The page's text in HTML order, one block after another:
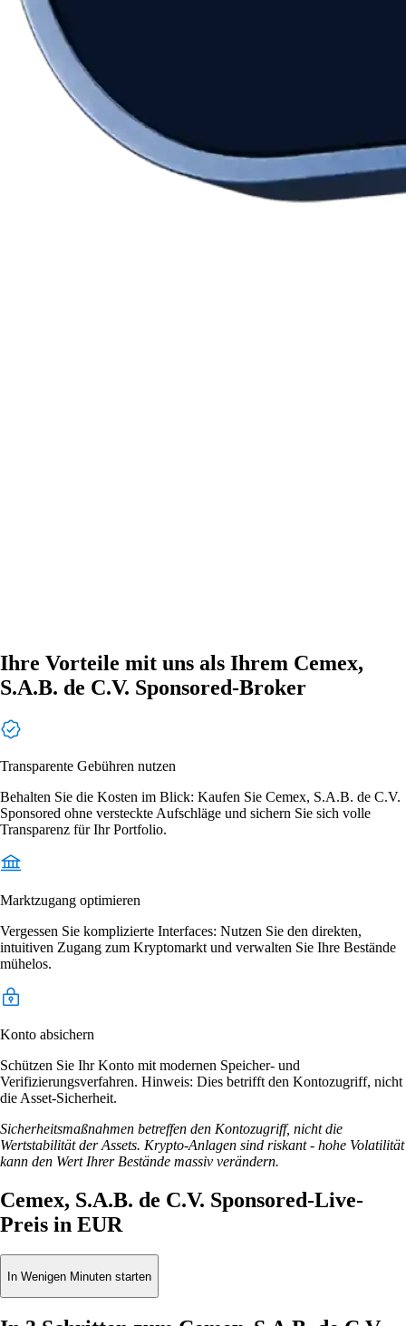
Ihre Vorteile mit uns als Ihrem Cemex,
S.A.B. de C.V. Sponsored-Broker
Transparente Gebühren nutzen
Behalten Sie die Kosten im Blick: Kaufen Sie Cemex, S.A.B. de C.V.
Sponsored ohne versteckte Aufschläge und sichern Sie sich volle
Transparenz für Ihr Portfolio.
Marktzugang optimieren
Vergessen Sie komplizierte Interfaces: Nutzen Sie den direkten,
intuitiven Zugang zum Kryptomarkt und verwalten Sie Ihre Bestände
mühelos.
Konto absichern
Schützen Sie Ihr Konto mit modernen Speicher- und
Verifizierungsverfahren. Hinweis: Dies betrifft den Kontozugriff, nicht
die Asset-Sicherheit.
Sicherheitsmaßnahmen betreffen den Kontozugriff, nicht die
Wertstabilität der Assets. Krypto-Anlagen sind riskant - hohe Volatilität
kann den Wert Ihrer Bestände massiv verändern.
Cemex, S.A.B. de C.V. Sponsored-Live-
Preis in EUR
In Wenigen Minuten starten